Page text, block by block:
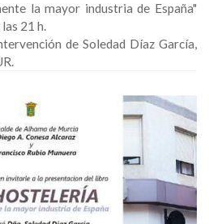
la mayor industria de España"
21 h.
de Soledad Díaz García,